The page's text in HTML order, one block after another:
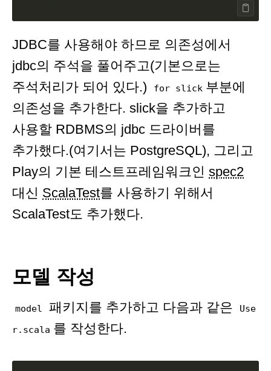
JDBC를 사용해야 하므로 의존성에서
jdbc의 주석을 풀어주고(기본으로는
주석처리가 되어 있다.)
for slick 부분에
의존성을 추가한다. slick을 추가하고
사용할 RDBMS의 jdbc 드라이버를
추가했다.(여기서는 PostgreSQL), 그리고
Play의 기본 테스트프레임워크인 spec2
대신 ScalaTest를 사용하기 위해서
ScalaTest도 추가했다.
모델 작성
model 패키지를 추가하고 다음과 같은
Use
r.scala 를 작성한다.